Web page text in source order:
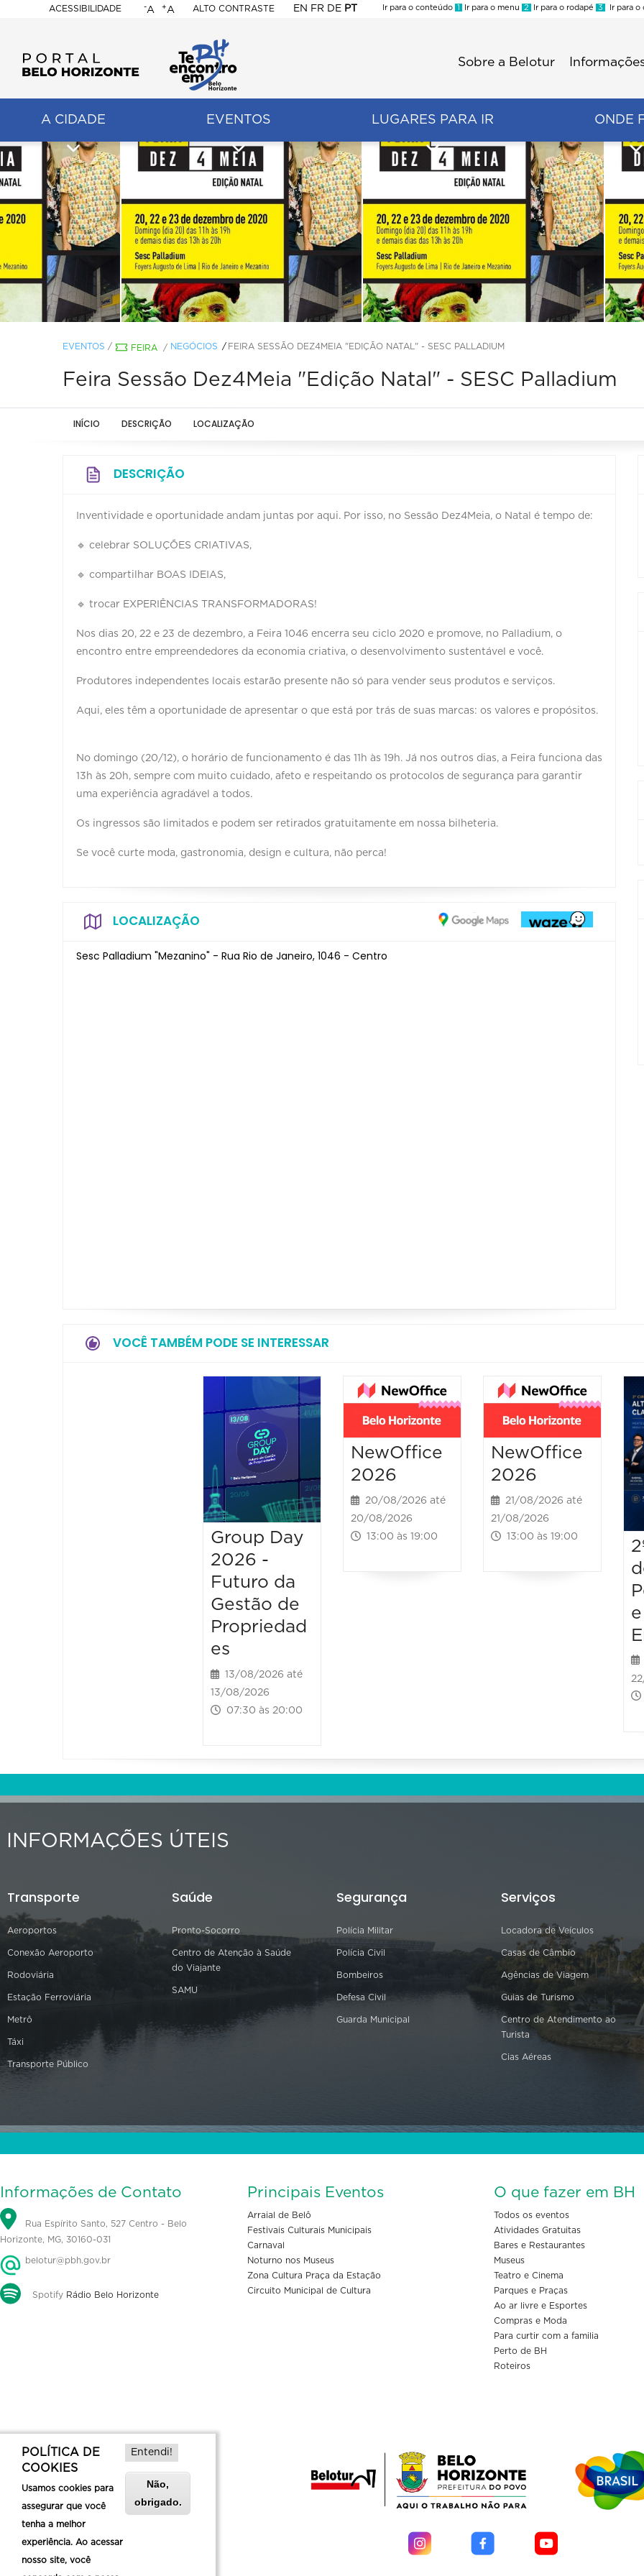
ACESSIBILIDADE
BELO
HORIZONTE
-A +A ALTO CONTRASTE EN FR DE PT
Ir para o conteúdo 1 Ir para o menu 2 Ir para o rodapé 3 Ir para o
Sobre a Belotur
A CIDADE EVENTOS LUGARES PARA IR ONDE
EVENTOS / FEIRA / NEGÓCIOS FEIRA SESSÃO DEZ4MEIA "EDIÇÃO NATAL" - SESC PALLADIUM
Feira Sessão Dez4Meia "Edição Natal" - SESC Palladium
INÍCIO DESCRIÇÃO LOCALIZAÇÃO
DESCRIÇÃO
Inventividade e oportunidade andam juntas por aqui. Por isso, no Sessão Dez4Meia, o Natal é tempo de:
🔹 celebrar SOLUÇÕES CRIATIVAS,
🔹 compartilhar BOAS IDEIAS,
🔹 trocar EXPERIÊNCIAS TRANSFORMADORAS! ⠀⠀⠀⠀
Nos dias 20, 22 e 23 de dezembro, a Feira 1046 encerra seu ciclo 2020 e promove, no Palladium, o
encontro entre empreendedores da economia criativa, o desenvolvimento sustentável e você. ⠀⠀⠀⠀
Produtores independentes locais estarão presente não só para vender seus produtos e serviços.
Aqui, eles têm a oportunidade de apresentar o que está por trás de suas marcas: os valores e propósitos.
No domingo (20/12), o horário de funcionamento é das 11h às 19h. Já nos outros dias, a Feira funciona das
13h às 20h, sempre com muito cuidado, afeto e respeitando os protocolos de segurança para garantir
uma experiência agradável a todos. ⠀⠀⠀⠀
Os ingressos são limitados e podem ser retirados gratuitamente em nossa bilheteria.
Se você curte moda, gastronomia, design e cultura, não perca!
LOCALIZAÇÃO
Sesc Palladium "Mezanino" - Rua Rio de Janeiro, 1046 - Centro
VOCÊ TAMBÉM PODE SE INTERESSAR
Group Day
2026 -
Futuro da
Gestão de
Propriedad
es
13/08/2026 até
13/08/2026
07:30 às 20:00
NewOffice
2026
20/08/2026 até
20/08/2026
13:00 às 19:00
NewOffice
2026
21/08/2026 até
21/08/2026
13:00 às 19:00
INFORMAÇÕES ÚTEIS
Transporte
Aeroportos
Conexão Aeroporto
Rodoviária
Estação Ferroviária
Metrô
Táxi
Transporte Público
Saúde
Pronto-Socorro
Centro de Atenção à Saúde
do Viajante
SAMU
Segurança
Polícia Militar
Polícia Civil
Bombeiros
Defesa Civil
Guarda Municipal
Serviços
Locadora de Veículos
Casas de Câmbio
Agências de Viagem
Guias de Turismo
Centro de Atendimento ao
Turista
Cias Aéreas
Informações de Contato
Rua Espírito Santo, 527 Centro - Belo
Horizonte, MG, 30160-031
belotur@pbh.gov.br
Spotify Rádio Belo Horizonte
Principais Eventos
Arraial de Belô
Festivais Culturais Municipais
Carnaval
Noturno nos Museus
Zona Cultura Praça da Estação
Circuito Municipal de Cultura
O que fazer em BH
Todos os eventos
Atividades Gratuitas
Bares e Restaurantes
Museus
Teatro e Cinema
Parques e Praças
Ao ar livre e Esportes
Compras e Moda
Para curtir com a familia
Perto de BH
Roteiros
POLÍTICA DE
COOKIES
Usamos cookies para
assegurar que você
tenha a melhor
experiência. Ao acessar
nosso site, você
Entendi!
Não,
obrigado.